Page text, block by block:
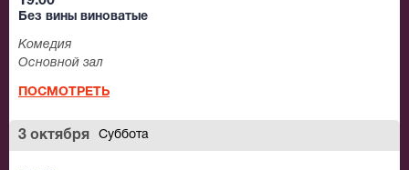
Без вины виноватые
Комедия
Основной зал
ПОСМОТРЕТЬ
3 октября Суббота